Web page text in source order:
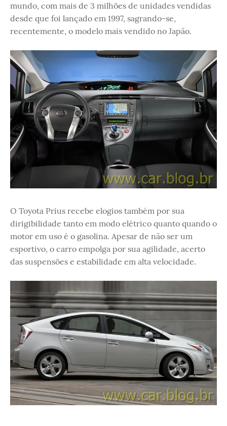
mundo, com mais de 3 milhões de unidades vendidas
desde que foi lançado em 1997, sagrando-se,
recentemente, o modelo mais vendido no Japão.
O Toyota Prius recebe elogios também por sua
dirigibilidade tanto em modo elétrico quanto quando o
motor em uso é o gasolina. Apesar de não ser um
esportivo, o carro empolga por sua agilidade, acerto
das suspensões e estabilidade em alta velocidade.